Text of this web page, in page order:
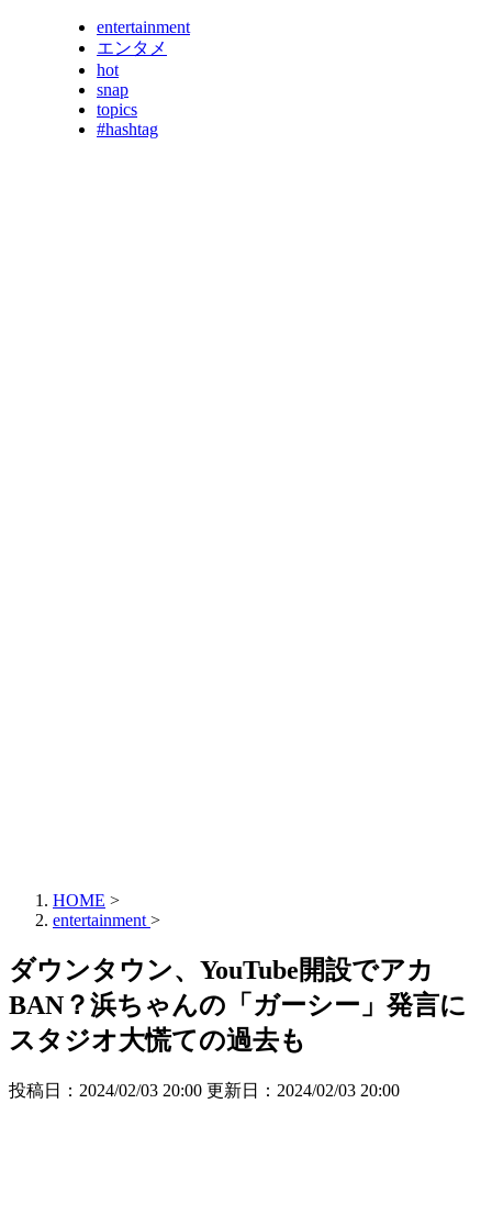
entertainment
エンタメ
hot
snap
topics
#hashtag
HOME >
entertainment >
ダウンタウン、YouTube開設でアカ
BAN？浜ちゃんの「ガーシー」発言に
スタジオ大慌ての過去も
投稿日：2024/02/03 20:00 更新日： 2024/02/03 20:00